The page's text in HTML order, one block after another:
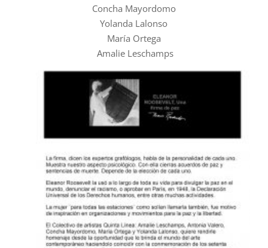
Concha Mayordomo
Yolanda Lalonso
María Ortega
Amalie Leschamps